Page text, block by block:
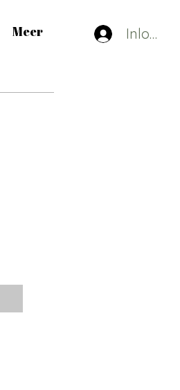
Meer